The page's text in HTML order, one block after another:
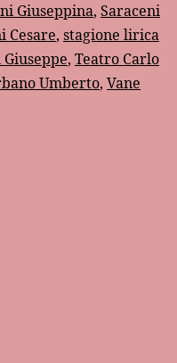
Giuseppina, Saraceni
Cesare, stagione lirica
, Teatro Carlo
Umberto, Vane